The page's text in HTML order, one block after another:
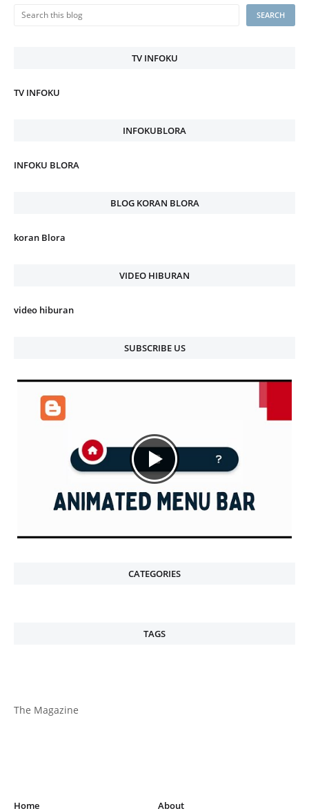
TV INFOKU
TV INFOKU
INFOKUBLORA
INFOKU BLORA
BLOG KORAN BLORA
koran Blora
VIDEO HIBURAN
video hiburan
SUBSCRIBE US
CATEGORIES
TAGS
The Magazine
Home
About